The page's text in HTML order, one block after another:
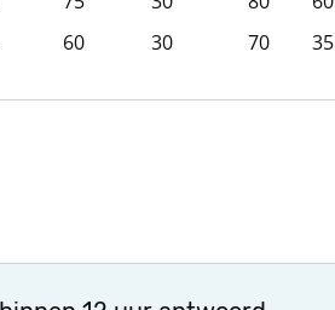
60 30 70 35